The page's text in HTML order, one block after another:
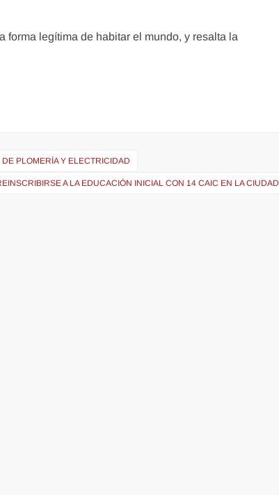
forma legítima de habitar el mundo, y resalta la
PLOMERÍA Y ELECTRICIDAD
A LA EDUCACIÓN INICIAL CON 14 CAIC EN LA CIUDAD